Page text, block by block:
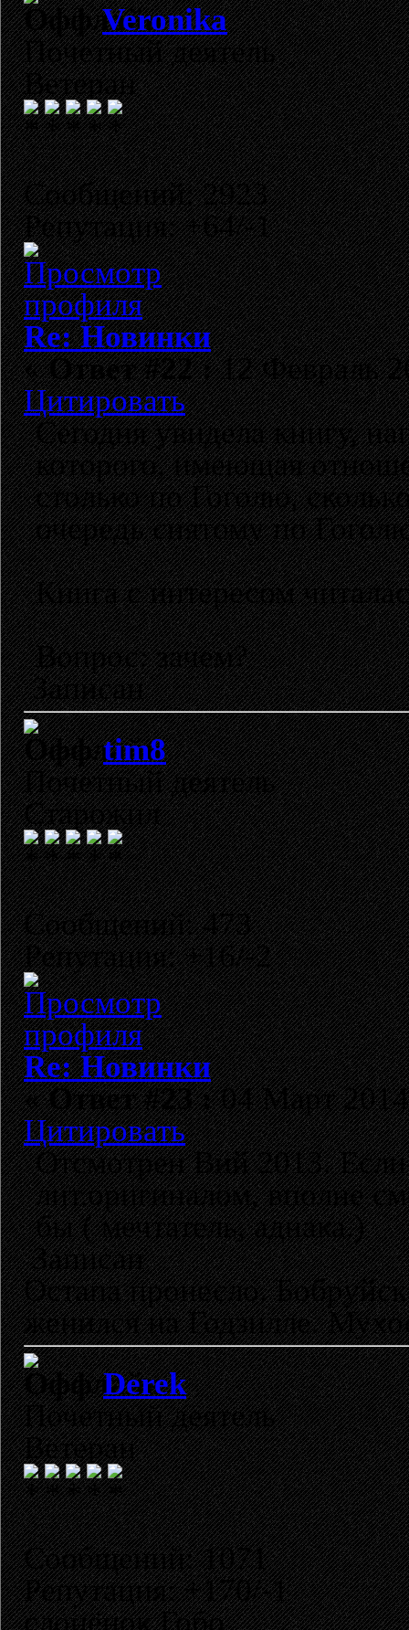
Veronika
Почетный деятель
Ветеран
Сообщений: 2923
Репутация: +64/-1
Re: Новинки
«Ответ #22 :12 Февраль
Цитировать
Сегодня увидела книгу,
которого, имеющая
столько по Гоголю,
очередь снятому по
Книга с интересом
Вопрос: зачем?
Записан
tim8
Почетный деятель
Старожил
Сообщений: 473
Репутация: +16/-2
Re: Новинки
«Ответ #23 :04 Март
Цитировать
Отсмотрен Вий 2013. Если
лит.оригиналом, вполне
бы ( мечтатель, аднака.)
Записан
Остапа пронесло.
женился на Годзилле.
Derek
Почетный деятель
Ветеран
Сообщений: 1071
Репутация: +170/-1
слонёнок Гобо